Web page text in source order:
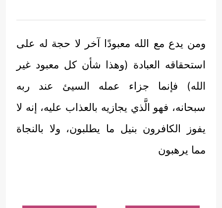
ومن يدع مع الله معبودًا آخر لا حجة له على
استحقاقه العبادة (وهذا شأن كل معبود غير
الله) فإنما جزاء عمله السيئ عند ربه
سبحانه، فهو الَّذي يجازيه بالعذاب عليه، إنه لا
يفوز الكافرون بنيل ما يطلبون، ولا بالنجاة
مما يرهبون